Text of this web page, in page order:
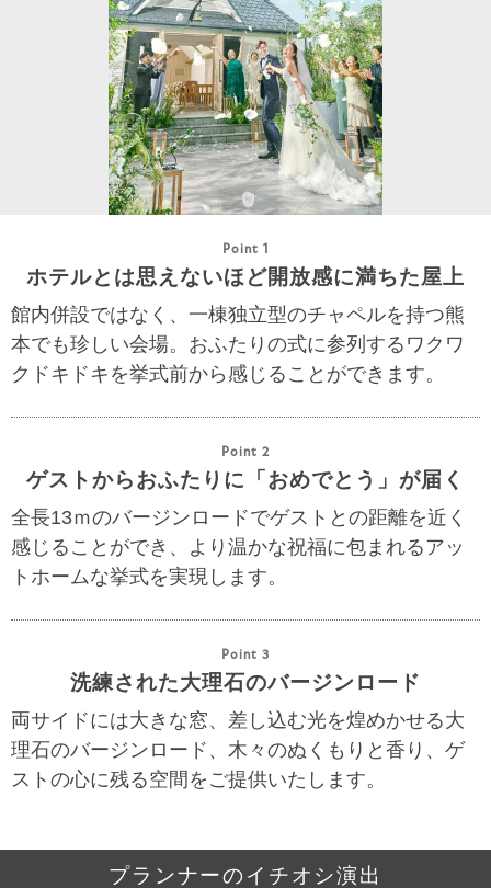
Point 1
ホテルとは思えないほど開放感に満ちた屋上
館内併設ではなく、一棟独立型のチャペルを持つ熊
本でも珍しい会場。おふたりの式に参列するワクワ
クドキドキを挙式前から感じることができます。
Point 2
ゲストからおふたりに「おめでとう」が届く
全長13ｍのバージンロードでゲストとの距離を近く
感じることができ、より温かな祝福に包まれるアッ
トホームな挙式を実現します。
Point 3
洗練された大理石のバージンロード
両サイドには大きな窓、差し込む光を煌めかせる大
理石のバージンロード、木々のぬくもりと香り、ゲ
ストの心に残る空間をご提供いたします。
プランナーのイチオシ演出